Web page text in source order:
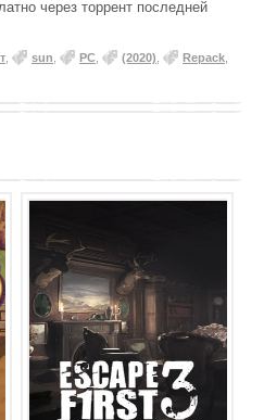
через торрент последней
sun PC (2020) Repack